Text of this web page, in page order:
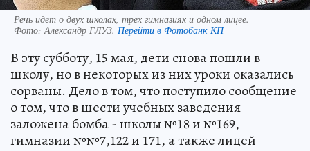
Речь идет о двух школах, трех гимназиях и одном лицее.
Фото: Александр ГЛУЗ. Перейти в Фотобанк КП
В эту субботу, 15 мая, дети снова пошли в
школу, но в некоторых из них уроки оказались
сорваны. Дело в том, что поступило сообщение
о том, что в шести учебных заведения
заложена бомба - школы №18 и №169,
гимназии №№7,122 и 171, а также лицей